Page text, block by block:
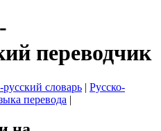
переводчик
словарь | Русско-
перевода |